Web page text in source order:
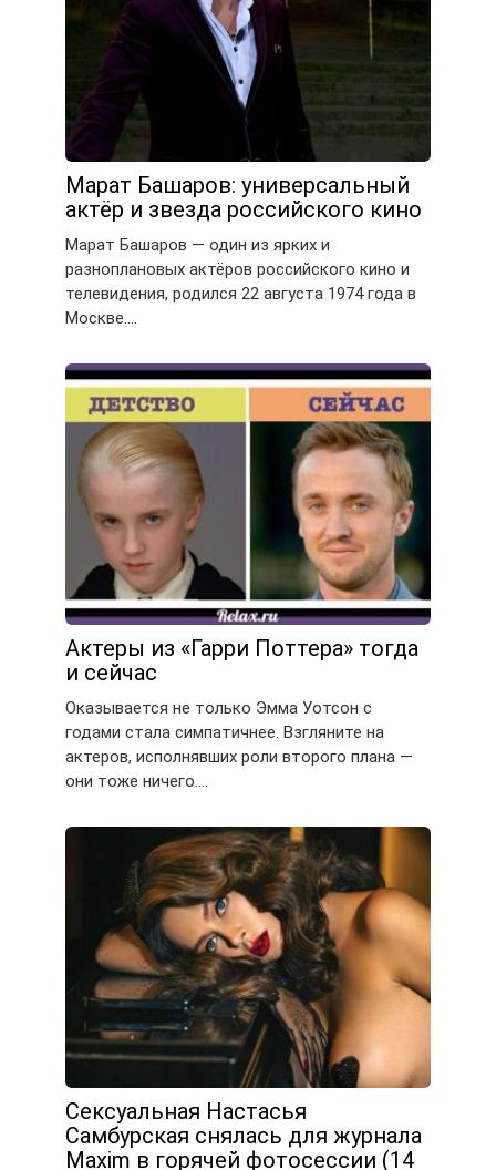
Марат Башаров: универсальный
актёр и звезда российского кино
Марат Башаров — один из ярких и
разноплановых актёров российского кино и
телевидения, родился 22 августа 1974 года в
Москве….
Актеры из «Гарри Поттера» тогда
и сейчас
Оказывается не только Эмма Уотсон с
годами стала симпатичнее. Взгляните на
актеров, исполнявших роли второго плана —
они тоже ничего….
Сексуальная Настасья
Самбурская снялась для журнала
Maxim в горячей фотосессии (14